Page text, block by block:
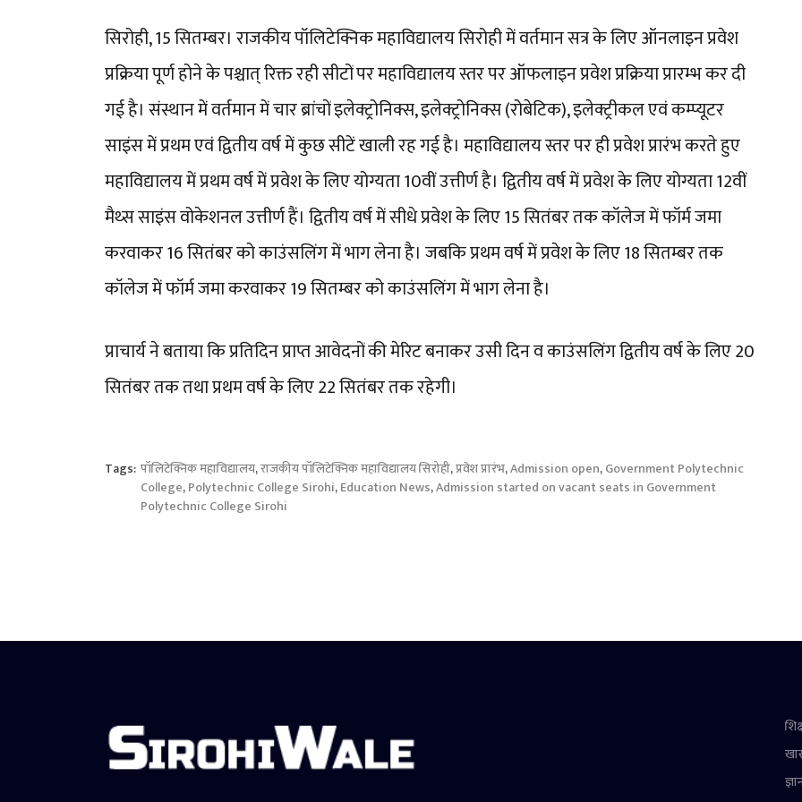
सिरोही, 15 सितम्बर। राजकीय पॉलिटेक्निक महाविद्यालय सिरोही में वर्तमान सत्र के लिए ऑनलाइन प्रवेश
प्रक्रिया पूर्ण होने के पश्चात् रिक्त रही सीटों पर महाविद्यालय स्तर पर ऑफलाइन प्रवेश प्रक्रिया प्रारम्भ कर दी
गई है। संस्थान में वर्तमान में चार ब्रांचों इलेक्ट्रोनिक्स, इलेक्ट्रोनिक्स (रोबेटिक), इलेक्ट्रीकल एवं कम्प्यूटर
साइंस में प्रथम एवं द्वितीय वर्ष में कुछ सीटें खाली रह गई है। महाविद्यालय स्तर पर ही प्रवेश प्रारंभ करते हुए
महाविद्यालय में प्रथम वर्ष में प्रवेश के लिए योग्यता 10वीं उत्तीर्ण है। द्वितीय वर्ष में प्रवेश के लिए योग्यता 12वीं
मैथ्स साइंस वोकेशनल उत्तीर्ण हैं। द्वितीय वर्ष में सीधे प्रवेश के लिए 15 सितंबर तक कॉलेज में फॉर्म जमा
करवाकर 16 सितंबर को काउंसलिंग में भाग लेना है। जबकि प्रथम वर्ष में प्रवेश के लिए 18 सितम्बर तक
कॉलेज में फॉर्म जमा करवाकर 19 सितम्बर को काउंसलिंग में भाग लेना है।
प्राचार्य ने बताया कि प्रतिदिन प्राप्त आवेदनों की मेरिट बनाकर उसी दिन व काउंसलिंग द्वितीय वर्ष के लिए 20
सितंबर तक तथा प्रथम वर्ष के लिए 22 सितंबर तक रहेगी।
Tags: पॉलिटेक्निक महाविद्यालय,राजकीय पॉलिटेक्निक महाविद्यालय सिरोही,प्रवेश प्रारंभ,Admission open,Government Polytechnic
College,Polytechnic College Sirohi,Education News,Admission started on vacant seats in Government
Polytechnic College Sirohi